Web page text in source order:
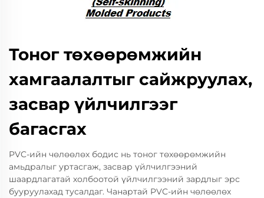
Тоног төхөөрөмжийн
хамгаалалтыг сайжруулах,
засвар үйлчилгээг
багасгах
PVC-ийн чөлөөлөх бодис нь тоног төхөөрөмжийн
амьдралыг уртасгаж, засвар үйлчилгээний
шаардлагатай холбоотой үйлчилгээний зардлыг эрс
бууруулахад тусалдаг. Чанартай PVC-ийн чөлөөлөх